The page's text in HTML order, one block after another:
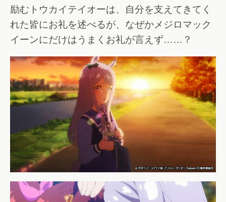
励むトウカイテイオーは、自分を支えてきてく
れた皆にお礼を述べるが、なぜかメジロマック
イーンにだけはうまくお礼が言えず……？